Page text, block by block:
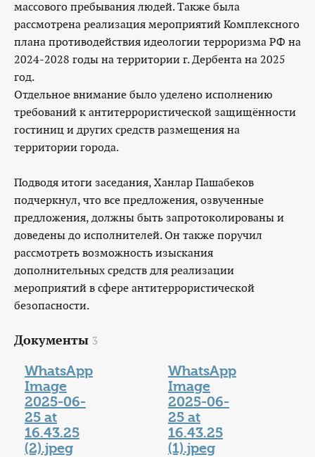
массового пребывания людей. Также была
рассмотрена реализация мероприятий Комплексного
плана противодействия идеологии терроризма РФ на
2024-2028 годы на территории г. Дербента на 2025
год.
Отдельное внимание было уделено исполнению
требований к антитеррористической защищённости
гостиниц и других средств размещения на
территории города.
Подводя итоги заседания, Ханлар Пашабеков
подчеркнул, что все предложения, озвученные
предложения, должны быть запротоколированы и
доведены до исполнителей. Он также поручил
рассмотреть возможность изыскания
дополнительных средств для реализации
мероприятий в сфере антитеррористической
безопасности.
Документы 3
WhatsApp
Image
2025-06-
25 at
16.43.25
(2).jpeg
WhatsApp
Image
2025-06-
25 at
16.43.25
(1).jpeg